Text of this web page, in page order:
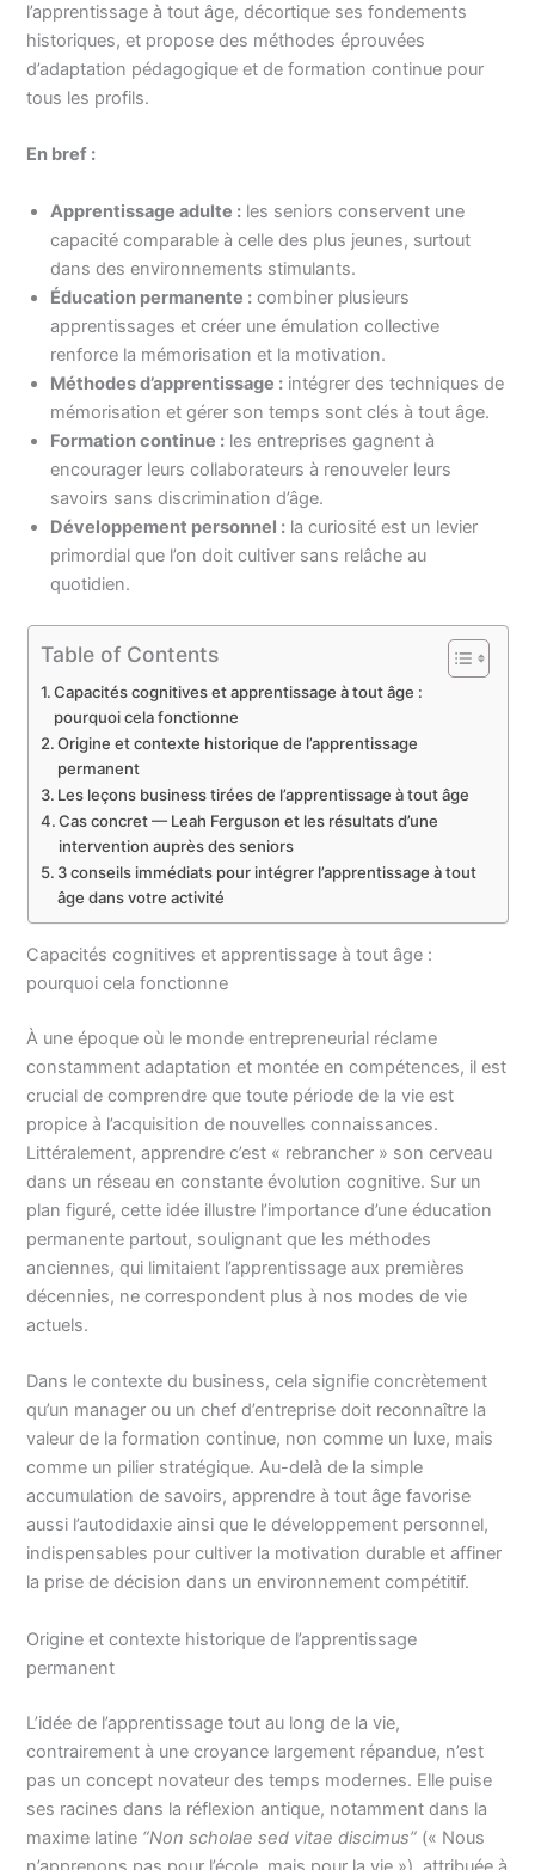
l’apprentissage à tout âge, décortique ses fondements
historiques, et propose des méthodes éprouvées
d’adaptation pédagogique et de formation continue pour
tous les profils.
En bref :
Apprentissage adulte : les seniors conservent une
capacité comparable à celle des plus jeunes, surtout
dans des environnements stimulants.
Éducation permanente : combiner plusieurs
apprentissages et créer une émulation collective
renforce la mémorisation et la motivation.
Méthodes d’apprentissage : intégrer des techniques de
mémorisation et gérer son temps sont clés à tout âge.
Formation continue : les entreprises gagnent à
encourager leurs collaborateurs à renouveler leurs
savoirs sans discrimination d’âge.
Développement personnel : la curiosité est un levier
primordial que l’on doit cultiver sans relâche au
quotidien.
Table of Contents
Capacités cognitives et apprentissage à tout âge :
pourquoi cela fonctionne
Origine et contexte historique de l’apprentissage
permanent
Les leçons business tirées de l’apprentissage à tout âge
Cas concret — Leah Ferguson et les résultats d’une
intervention auprès des seniors
3 conseils immédiats pour intégrer l’apprentissage à tout
âge dans votre activité
Capacités cognitives et apprentissage à tout âge :
pourquoi cela fonctionne
À une époque où le monde entrepreneurial réclame
constamment adaptation et montée en compétences, il est
crucial de comprendre que toute période de la vie est
propice à l’acquisition de nouvelles connaissances.
Littéralement, apprendre c’est « rebrancher » son cerveau
dans un réseau en constante évolution cognitive. Sur un
plan figuré, cette idée illustre l’importance d’une éducation
permanente partout, soulignant que les méthodes
anciennes, qui limitaient l’apprentissage aux premières
décennies, ne correspondent plus à nos modes de vie
actuels.
Dans le contexte du business, cela signifie concrètement
qu’un manager ou un chef d’entreprise doit reconnaître la
valeur de la formation continue, non comme un luxe, mais
comme un pilier stratégique. Au-delà de la simple
accumulation de savoirs, apprendre à tout âge favorise
aussi l’autodidaxie ainsi que le développement personnel,
indispensables pour cultiver la motivation durable et affiner
la prise de décision dans un environnement compétitif.
Origine et contexte historique de l’apprentissage
permanent
L’idée de l’apprentissage tout au long de la vie,
contrairement à une croyance largement répandue, n’est
pas un concept novateur des temps modernes. Elle puise
ses racines dans la réflexion antique, notamment dans la
maxime latine “Non scholae sed vitae discimus” (« Nous